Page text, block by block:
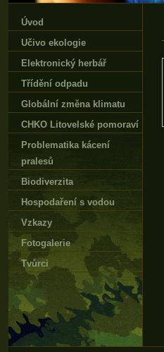
Úvod
Učivo ekologie
Elektronický herbář
Třídění odpadu
Globální změna klimatu
CHKO Litovelské pomoraví
Problematika kácení
pralesů
Biodiverzita
Hospodaření s vodou
Vzkazy
Fotogalerie
Tvůrci